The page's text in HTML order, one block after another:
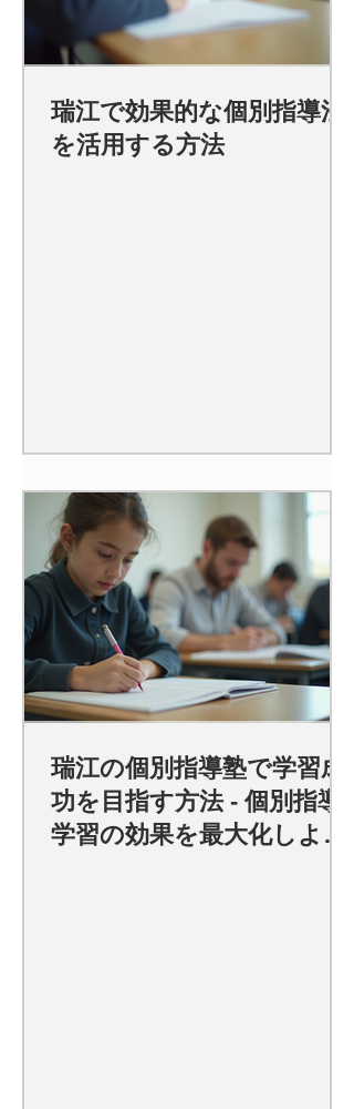
瑞江で効果的な個別指導法
を活用する方法
瑞江の個別指導塾で学習成
功を目指す方法 - 個別指導
学習の効果を最大化しよ